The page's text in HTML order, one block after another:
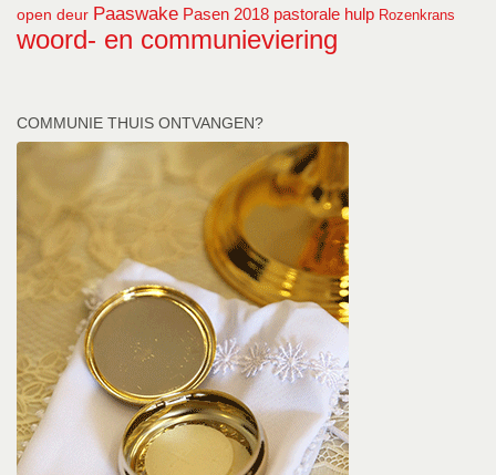
open deur Paaswake Pasen 2018 pastorale hulp Rozenkrans
woord- en communieviering
COMMUNIE THUIS ONTVANGEN?